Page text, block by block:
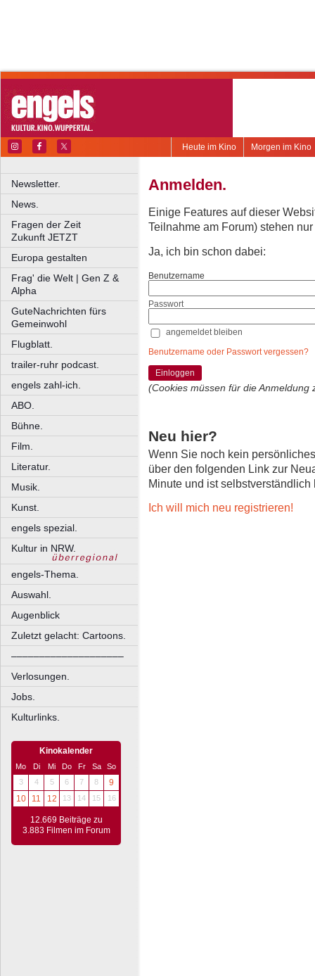
Morgen im Kino
Heute im Kino
Newsletter.
News.
Fragen der Zeit
Zukunft JETZT
Europa gestalten
Frag' die Welt | Gen Z &
Alpha
GuteNachrichten fürs
Gemeinwohl
Flugblatt.
trailer-ruhr podcast.
engels zahl-ich.
ABO.
Bühne.
Film.
Literatur.
Musik.
Kunst.
engels spezial.
Kultur in NRW.
engels-Thema.
Auswahl.
Augenblick
Zuletzt gelacht: Cartoons.
––––––––––––––––––––
Verlosungen.
Jobs.
Kulturlinks.
Kinokalender
Mo Di Mi Do Fr Sa
So
3
4 5 6 7 8
9
10
11 12 13 14 15 16
12.669 Beiträge zu
3.883 Filmen im Forum
Anmelden.
Einige Features auf dieser
Teilnahme am Forum) stehen
Ja, ich bin schon dabei:
Benutzername
Passwort
angemeldet bleiben
Benutzername oder Passwort vergessen?
Einloggen
(Cookies müssen für die Anmeldung
Neu hier?
Wenn Sie noch kein
über den folgenden Link zur
Minute und ist selbstverständlich
Ich will mich neu registrieren!